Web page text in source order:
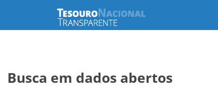
Busca em dados abertos